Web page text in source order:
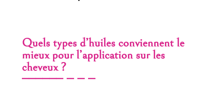
Quels types d’huiles conviennent le
mieux pour l’application sur les
cheveux ?